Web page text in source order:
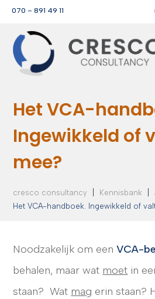
070 – 891 49 11
Het VCA-
Ingewikkeld of
mee?
cresco consultancy | Kennisbank |
Het VCA-handboek. Ingewikkeld of
Noodzakelijk om eenVCA-
behalen, maar wat moet in
staan? Wat mag erin staan?